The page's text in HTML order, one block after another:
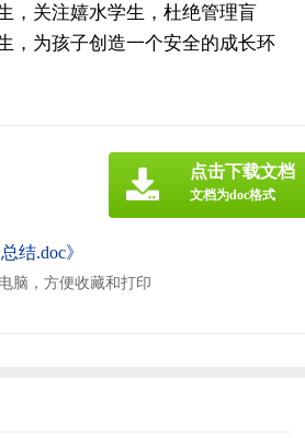
，关注嬉水学生，杜绝管理盲
，为孩子创造一个安全的成长环
结.doc》
脑，方便收藏和打印
点击下载文档
文档为doc格式